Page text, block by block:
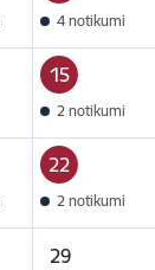
4 notikumi
15
2 notikumi
22
2 notikumi
29